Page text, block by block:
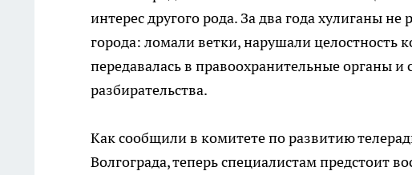
интерес другого рода. За два года хулиганы
города: ломали ветки, нарушали целостность
передавалась в правоохранительные органы
разбирательства.
Как сообщили в комитете по развитию
Волгограда, теперь специалистам предстоит